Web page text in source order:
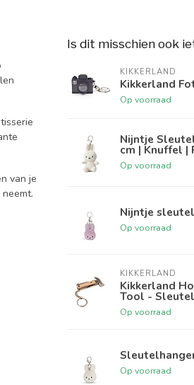
van je
Is dit misschien ook
KIKKERLAND
Kikkerland
Op voorraad
Nijntje
cm | Knuffel |
Op voorraad
Nijntje
Op voorraad
KIKKERLAND
Kikkerland
Tool -
Op voorraad
Op voorraad